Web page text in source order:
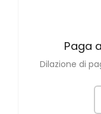
Paga
Dilazione di